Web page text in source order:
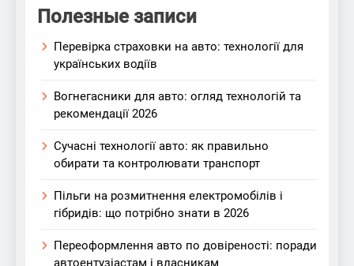
Полезные записи
Перевірка страховки на авто: технології для
українських водіїв
Вогнегасники для авто: огляд технологій та
рекомендації 2026
Сучасні технології авто: як правильно
обирати та контролювати транспорт
Пільги на розмитнення електромобілів і
гібридів: що потрібно знати в 2026
Переоформлення авто по довіреності: поради
автоентузіастам і власникам